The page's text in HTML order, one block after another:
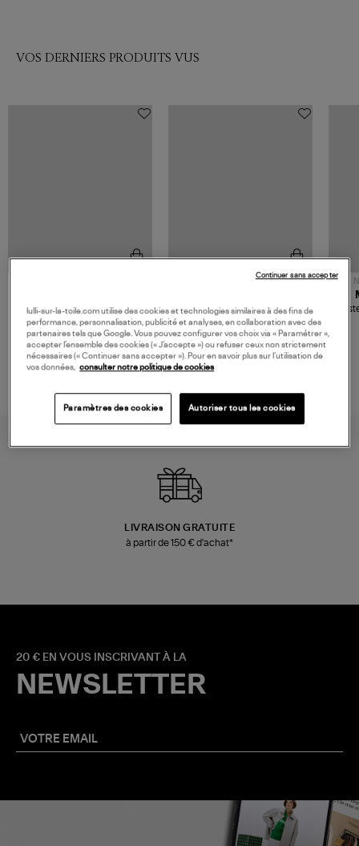
VOS DERNIERS PRODUITS VUS
480,00 €
Sac Bobi S Cuir Lamé
Champagne
NOUVELLE COLLECTION
189,00 €
Mocassins Killian Sport
Mousse
LIVRAISON GRATUITE
à partir de 150 € d'achat*
20 € EN VOUS INSCRIVANT À LA
NEWSLETTER
lulli-sur-la-toile.com utilise des cookies et technologies similaires à des fins de
performance, personnalisation, publicité et analyses, en collaboration avec des
partenaires tels que Google. Vous pouvez configurer vos choix via « Paramétrer »,
accepter l’ensemble des cookies (« J’accepte ») ou refuser ceux non strictement
nécessaires (« Continuer sans accepter »). Pour en savoir plus sur l’utilisation de
vos données, consulter notre politique de cookies
Paramètres des cookies Autoriser tous les cookies
Continuer sans accepter